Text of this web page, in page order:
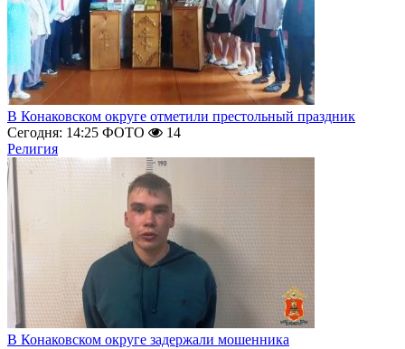
В Конаковском округе отметили престольный праздник
Сегодня: 14:25 ФОТО
14
Религия
В Конаковском округе задержали мошенника